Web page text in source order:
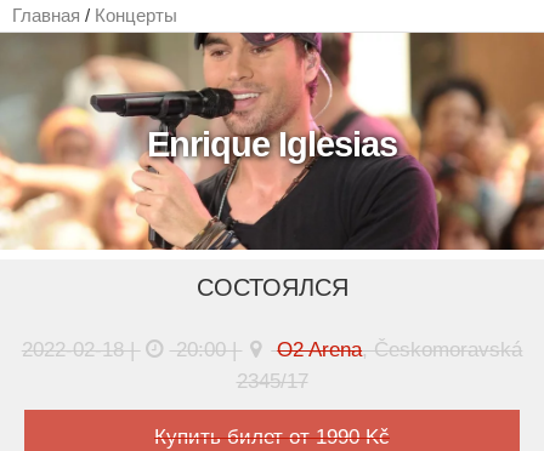
Главная / Концерты
Enrique Iglesias
СОСТОЯЛСЯ
2022-02-18 | 20:00 | O2 Arena, Českomoravská
2345/17
Купить билет от 1990 Kč